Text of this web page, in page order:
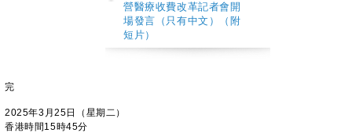
營醫療收費改革記者會開
場發言（只有中文）（附
短片）
完
2025年3月25日（星期二）
香港時間15時45分